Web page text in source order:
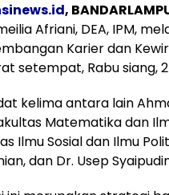
,
Afriani, DEA, IPM,
Karier dan
setempat, Rabu siang,
kelima antara lain
Matematika dan
Ilmu Sosial dan Ilmu
dan Dr. Usep